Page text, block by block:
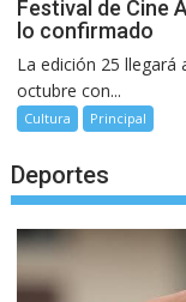
Festival de Cine
lo confirmado
La edición 25 llegará
octubre con...
Cultura Principal
Deportes